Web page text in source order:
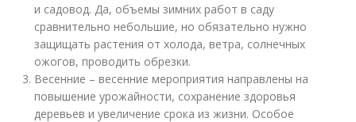
и садовод. Да, объемы зимних работ в саду
сравнительно небольшие, но обязательно нужно
защищать растения от холода, ветра, солнечных
ожогов, проводить обрезки.
Весенние – весенние мероприятия направлены на
повышение урожайности, сохранение здоровья
деревьев и увеличение срока из жизни. Особое